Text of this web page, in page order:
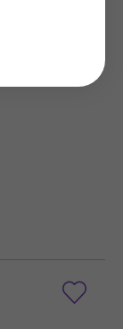
ž)
novega